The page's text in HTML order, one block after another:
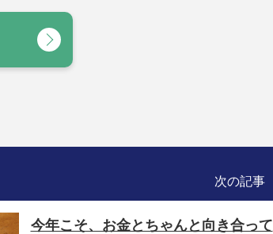
次の記事
今年こそ、お金とちゃんと向き合って